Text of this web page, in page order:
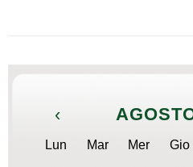
‹
Lun Mar Mer Gio